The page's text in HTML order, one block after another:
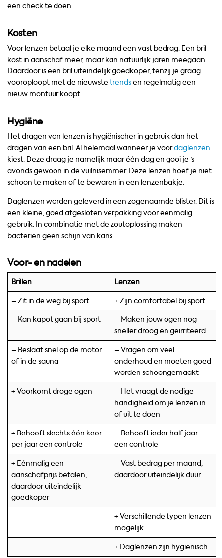
een check te doen.
Kosten
Voor lenzen betaal je elke maand een vast bedrag. Een bril
kost in aanschaf meer, maar kan natuurlijk jaren meegaan.
Daardoor is een bril uiteindelijk goedkoper, tenzij je graag
vooroploopt met de nieuwste trendsen regelmatig een
nieuw montuur koopt.
Hygiëne
Het dragen van lenzen is hygiënischer in gebruik dan het
dragen van een bril. Al helemaal wanneer je voordaglenzen
kiest. Deze draag je namelijk maar één dag en gooi je ’s
avonds gewoon in de vuilnisemmer. Deze lenzen hoef je niet
schoon te maken of te bewaren in een lenzenbakje.
Daglenzen worden geleverd in een zogenaamde blister. Dit is
een kleine, goed afgesloten verpakking voor eenmalig
gebruik. In combinatie met de zoutoplossing maken
bacteriën geen schijn van kans.
Voor- en nadelen
Brillen
Lenzen
– Zit in de weg bij sport
+ Zijn comfortabel bij sport
– Kan kapot gaan bij sport
– Maken jouw ogen nog
sneller droog en geïrriteerd
– Beslaat snel op de motor
of in de sauna
– Vragen om veel
onderhoud en moeten goed
worden schoongemaakt
+ Voorkomt droge ogen
– Het vraagt de nodige
handigheid om je lenzen in
of uit te doen
+ Behoeft slechts één keer
per jaar een controle
– Behoeft ieder half jaar
een controle
+ Eénmalig een
aanschafprijs betalen,
daardoor uiteindelijk
goedkoper
– Vast bedrag per maand,
daardoor uiteindelijk duur
+ Verschillende typen lenzen
mogelijk
+ Daglenzen zijn hygiënisch